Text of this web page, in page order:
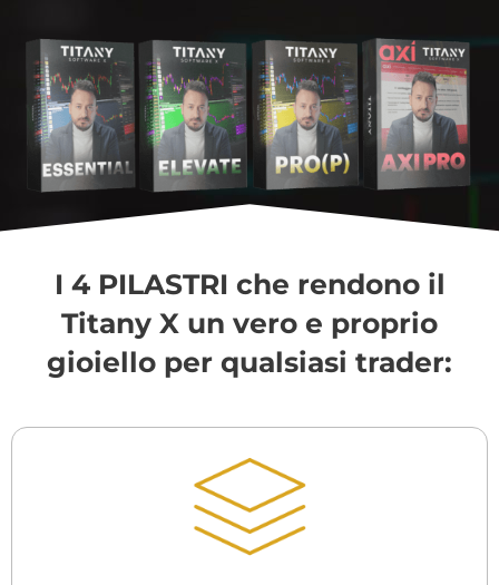
I 4 PILASTRI che rendono il
Titany X un vero e proprio
gioiello per qualsiasi trader: